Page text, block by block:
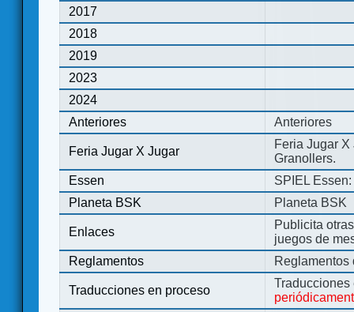
2017
2018
2019
2023
2024
Anteriores
Anteriores
Feria Jugar X Jugar
Feria Jugar
Granollers.
Essen
SPIEL
Planeta BSK
Planeta BSK
Enlaces
Publicita
juegos de
Reglamentos
Reglamentos
Traducciones en proceso